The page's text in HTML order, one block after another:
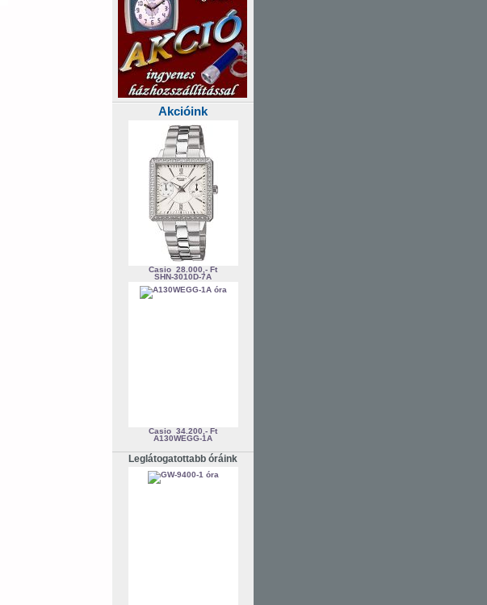
Akcióink
Casio 28.000,- Ft
SHN-3010D-7A
Casio 34.200,- Ft
A130WEGG-1A
Leglátogatottabb óráink